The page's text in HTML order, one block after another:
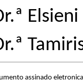
assinado